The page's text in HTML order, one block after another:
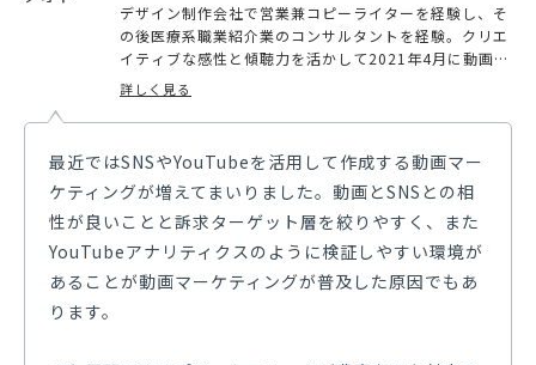
デザイン制作会社で営業兼コピーライターを経験し、そ
の後医療系職業紹介業のコンサルタントを経験。クリエ
イティブな感性と傾聴力を活かして2021年4月に動画編
集コンサルティング・メンタルケアコンサルティング会
社を設立。MV制作やイベントの撮影・医療法人へ接遇
セミナーやキャリアカウンセリングを行う。
詳しく見る
最近ではSNSやYouTubeを活用して作成する動画マー
ケティングが増えてまいりました。動画とSNSとの相
性が良いことと訴求ターゲット層を絞りやすく、また
YouTubeアナリティクスのように検証しやすい環境が
あることが動画マーケティングが普及した原因でもあ
ります。